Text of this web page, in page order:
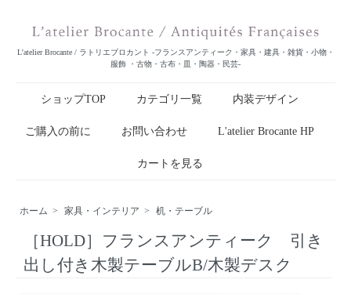
L'atelier Brocante / ラトリエブロカント -フランスアンティーク・家具・建具・雑貨・小物・
服飾 ・古物・古布・皿・陶器・民芸-
ショップTOP カテゴリ一覧 内装デザイン
ご購入の前に お問い合わせ L'atelier Brocante HP
カートを見る
ホーム > 家具・インテリア > 机・テーブル
［HOLD］フランスアンティーク 引き
出し付き木製テーブルB/木製デスク